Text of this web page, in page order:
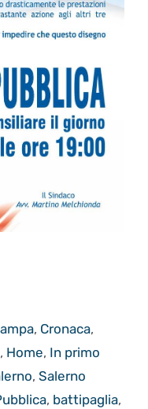
, Cronaca,
, Home, In primo
, Salerno
, battipaglia,